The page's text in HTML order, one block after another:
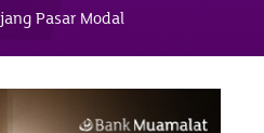
Pasar Modal